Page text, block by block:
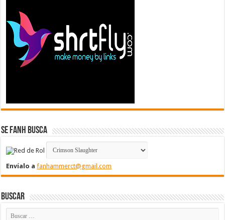
Se FanH Busca
Envíalo afanhammerct@gmail.com
Buscar